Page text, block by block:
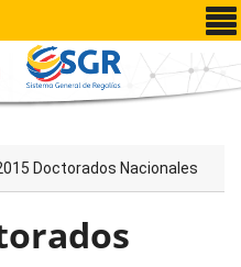
Doctorados Nacionales